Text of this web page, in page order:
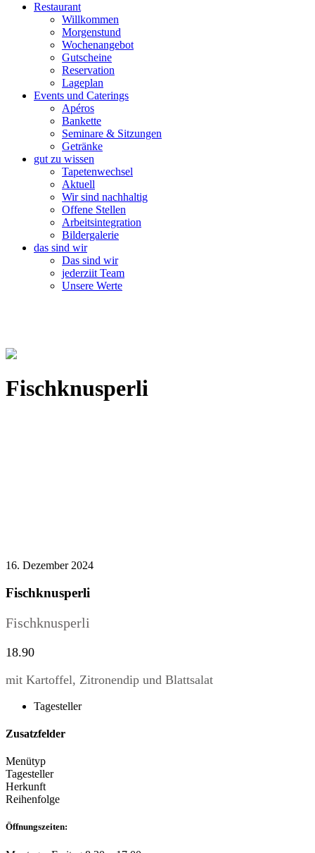
Restaurant
Willkommen
Morgenstund
Wochenangebot
Gutscheine
Reservation
Lageplan
Events und Caterings
Apéros
Bankette
Seminare & Sitzungen
Getränke
gut zu wissen
Tapetenwechsel
Aktuell
Wir sind nachhaltig
Offene Stellen
Arbeitsintegration
Bildergalerie
das sind wir
Das sind wir
jederziit Team
Unsere Werte
Fischknusperli
16. Dezember 2024
Fischknusperli
Fischknusperli
18.90
mit Kartoffel, Zitronendip und Blattsalat
Tagesteller
Zusatzfelder
Menütyp
Tagesteller
Herkunft
Reihenfolge
Öffnungszeiten: